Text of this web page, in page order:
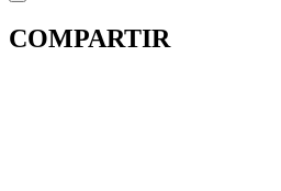
COMPARTIR